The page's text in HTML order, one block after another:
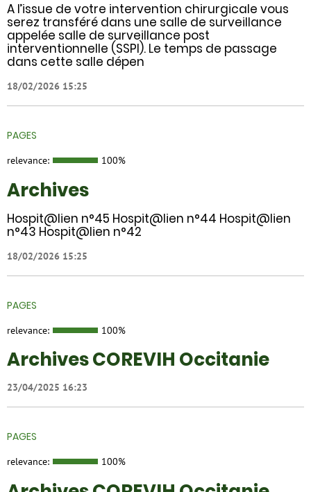
A l’issue de votre intervention chirurgicale vous
serez transféré dans une salle de surveillance
appelée salle de surveillance post
interventionnelle (SSPI). Le temps de passage
dans cette salle dépen
18/02/2026 15:25
PAGES
relevance: 100%
Archives
Hospit@lien n°45 Hospit@lien n°44 Hospit@lien
n°43 Hospit@lien n°42
18/02/2026 15:25
PAGES
relevance: 100%
Archives COREVIH Occitanie
23/04/2025 16:23
PAGES
relevance: 100%